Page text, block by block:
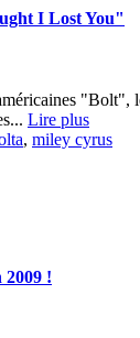
I Lost You"
Lire plus
, miley cyrus
!